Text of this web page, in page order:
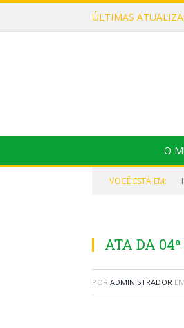
ÚLTIMAS
O
VOCÊ ESTÁ EM:
ATA DA
POR ADMINISTRADOR EM